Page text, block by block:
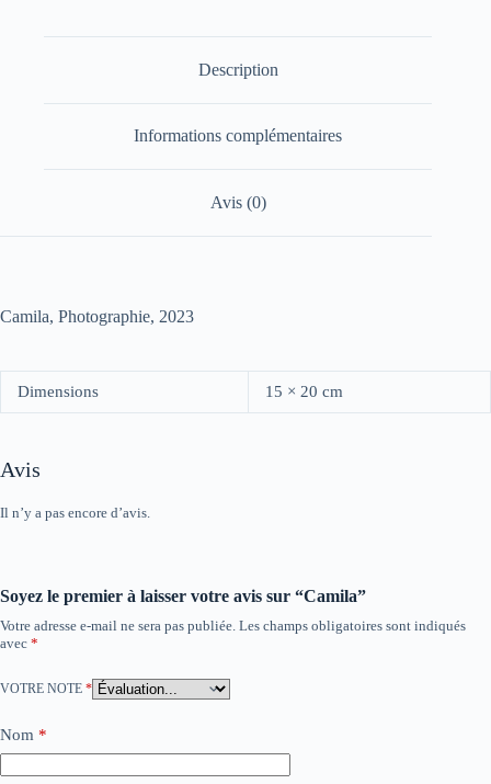
Description
Informations complémentaires
Avis (0)
Camila, Photographie, 2023
Dimensions 15 × 20 cm
Avis
Il n’y a pas encore d’avis.
Soyez le premier à laisser votre avis sur “Camila”
Votre adresse e-mail ne sera pas publiée. Les champs obligatoires sont indiqués
avec *
VOTRE NOTE *
Nom *